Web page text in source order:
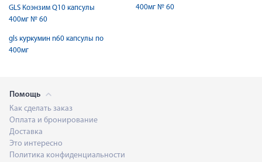
GLS Коэнзим Q10 капсулы
400мг № 60
gls куркумин n60 капсулы по
400мг
400мг № 60
Помощь
Как сделать заказ
Оплата и бронирование
Доставка
Это интересно
Политика конфиденциальности